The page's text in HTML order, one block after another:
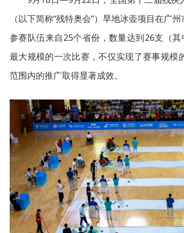
（以下简称“残特奥会”）旱地冰壶项目在广
参赛队伍来自25个省份，数量达到26支（
最大规模的一次比赛，不仅实现了赛事规模
范围内的推广取得显著成效。